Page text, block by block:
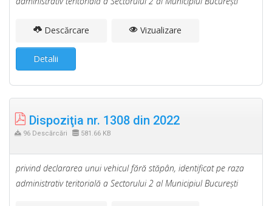
Descărcare Vizualizare
Detalii
Dispoziţia nr. 1308 din 2022
96 Descărcări 581.66 KB
privind declararea unui vehicul fără stăpân, identificat pe raza
administrativ teritorială a Sectorului 2 al Municipiul Bucureşti